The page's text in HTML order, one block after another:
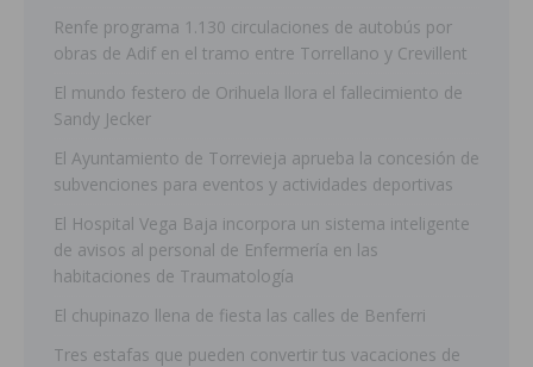
Renfe programa 1.130 circulaciones de autobús por
obras de Adif en el tramo entre Torrellano y Crevillent
El mundo festero de Orihuela llora el fallecimiento de
Sandy Jecker
El Ayuntamiento de Torrevieja aprueba la concesión de
subvenciones para eventos y actividades deportivas
El Hospital Vega Baja incorpora un sistema inteligente
de avisos al personal de Enfermería en las
habitaciones de Traumatología
El chupinazo llena de fiesta las calles de Benferri
Tres estafas que pueden convertir tus vacaciones de